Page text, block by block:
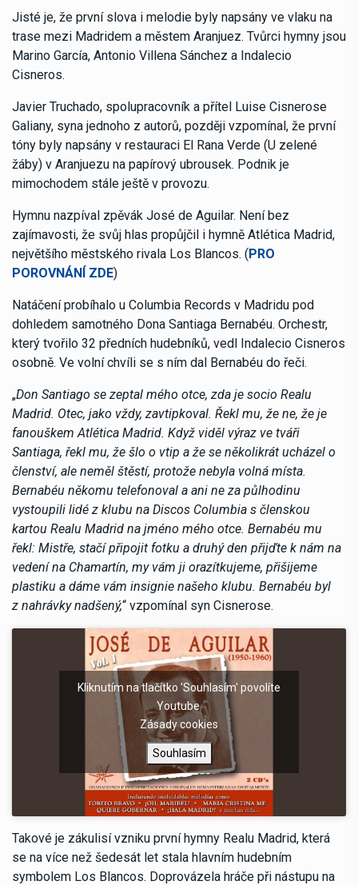
Jisté je, že první slova i melodie byly napsány ve vlaku na
trase mezi Madridem a městem Aranjuez. Tvůrci hymny jsou
Marino García, Antonio Villena Sánchez a Indalecio
Cisneros.
Javier Truchado, spolupracovník a přítel Luise Cisnerose
Galiany, syna jednoho z autorů, později vzpomínal, že první
tóny byly napsány v restauraci El Rana Verde (U zelené
žáby) v Aranjuezu na papírový ubrousek. Podnik je
mimochodem stále ještě v provozu.
Hymnu nazpíval zpěvák José de Aguilar. Není bez
zajímavosti, že svůj hlas propůjčil i hymně Atlética Madrid,
největšího městského rivala Los Blancos. (PRO
POROVNÁNÍ ZDE)
Natáčení probíhalo u Columbia Records v Madridu pod
dohledem samotného Dona Santiaga Bernabéu. Orchestr,
který tvořilo 32 předních hudebníků, vedl Indalecio Cisneros
osobně. Ve volní chvíli se s ním dal Bernabéu do řeči.
„Don Santiago se zeptal mého otce, zda je socio Realu
Madrid. Otec, jako vždy, zavtipkoval. Řekl mu, že ne, že je
fanouškem Atlética Madrid. Když viděl výraz ve tváři
Santiaga, řekl mu, že šlo o vtip a že se několikrát ucházel o
členství, ale neměl štěstí, protože nebyla volná místa.
Bernabéu někomu telefonoval a ani ne za půlhodinu
vystoupili lidé z klubu na Discos Columbia s členskou
kartou Realu Madrid na jméno mého otce. Bernabéu mu
řekl: Mistře, stačí připojit fotku a druhý den přijďte k nám na
vedení na Chamartín, my vám ji orazítkujeme, přišijeme
plastiku a dáme vám insignie našeho klubu. Bernabéu byl
z nahrávky nadšený,“ vzpomínal syn Cisnerose.
Kliknutím na tlačítko 'Souhlasím' povolíte
Youtube
Zásady cookies
Souhlasím
Takové je zákulisí vzniku první hymny Realu Madrid, která
se na více než šedesát let stala hlavním hudebním
symbolem Los Blancos. Doprovázela hráče při nástupu na